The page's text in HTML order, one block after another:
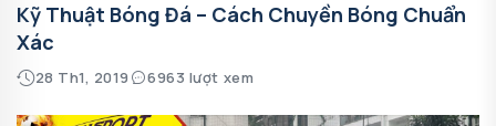
Kỹ Thuật Bóng Đá – Cách Chuyền Bóng Chuẩn
Xác
28 Th1, 2019 6963 lượt xem